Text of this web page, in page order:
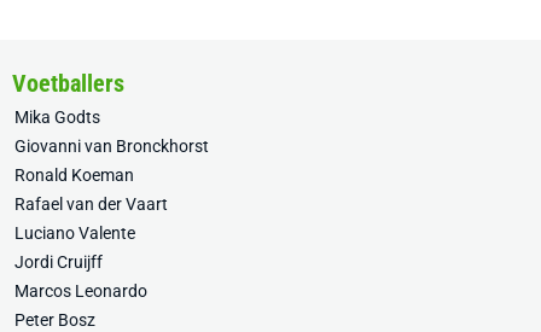
Voetballers
Mika Godts
Giovanni van Bronckhorst
Ronald Koeman
Rafael van der Vaart
Luciano Valente
Jordi Cruijff
Marcos Leonardo
Peter Bosz